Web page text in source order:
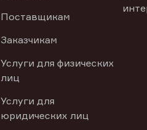
Поставщикам
Заказчикам
Услуги для физических
лиц
Услуги для
юридических лиц